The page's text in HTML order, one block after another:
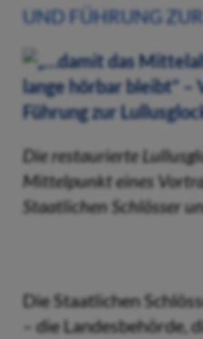
UND FÜHRUNG
Die restaurierte
Mittelpunkt eines
Staatlichen Schlösser
Die Staatlichen
– die Landesbehörde,